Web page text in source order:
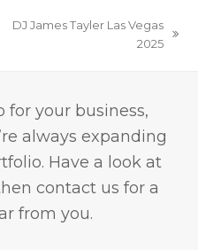
DJ James Tayler Las Vegas
2025
for your business,
always expanding
Have a look at
contact us for a
from you.